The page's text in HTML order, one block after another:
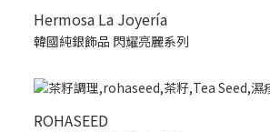
Hermosa La Joyería
韓國純銀飾品 閃耀亮麗系列
ROHASEED